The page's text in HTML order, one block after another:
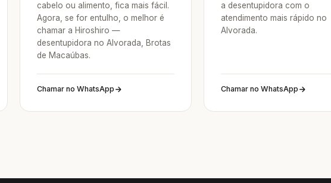
cabelo ou alimento, fica mais fácil.
Agora, se for entulho, o melhor é
chamar a Hiroshiro —
desentupidora no Alvorada, Brotas
de Macaúbas.
Chamar no WhatsApp
a desentupidora com o
atendimento mais rápido no
Alvorada.
Chamar no WhatsApp